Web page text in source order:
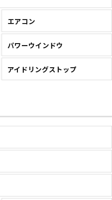
エアコン
パワーウインドウ
アイドリングストップ